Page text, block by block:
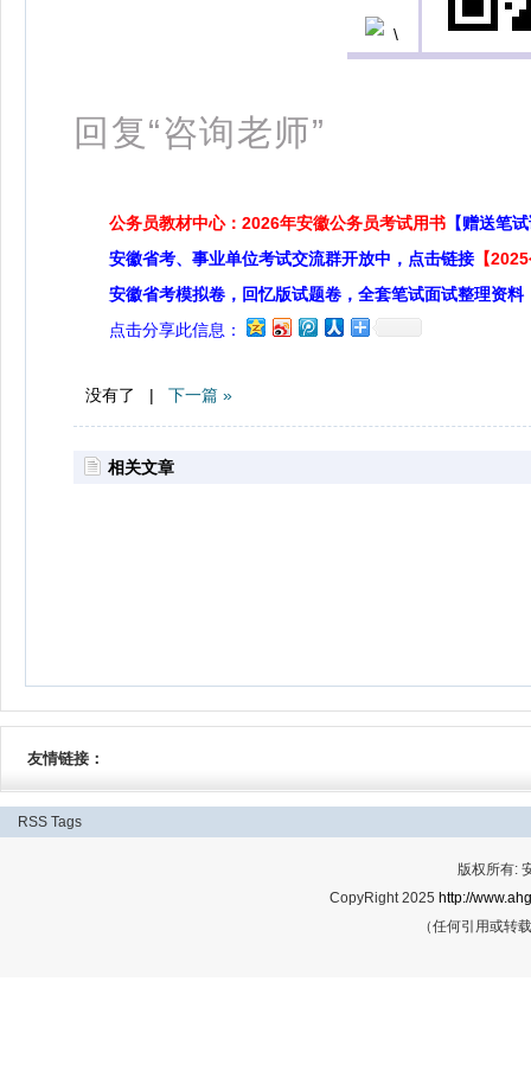
回复“咨询老师”
公务员教材中心：2026年安徽公务员考试用书 【赠送笔
安徽省考、事业单位考试交流群开放中，点击链接 【
安徽省考模拟卷，回忆版试题卷，全套笔试面试整理资料
点击分享此信息：
没有了 | 下一篇 »
相关文章
友情链接：
RSS Tags
版权所有:
CopyRight 2025 http://
（任何引用或转